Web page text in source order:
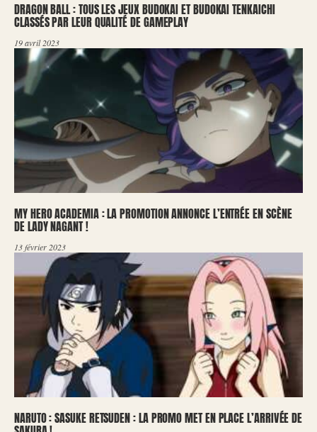
DRAGON BALL : TOUS LES JEUX BUDOKAI ET BUDOKAI TENKAICHI
CLASSÉS PAR LEUR QUALITÉ DE GAMEPLAY
19 avril 2023
MY HERO ACADEMIA : LA PROMOTION ANNONCE L’ENTRÉE EN SCÈNE
DE LADY NAGANT !
13 février 2023
NARUTO : SASUKE RETSUDEN : LA PROMO MET EN PLACE L’ARRIVÉE DE